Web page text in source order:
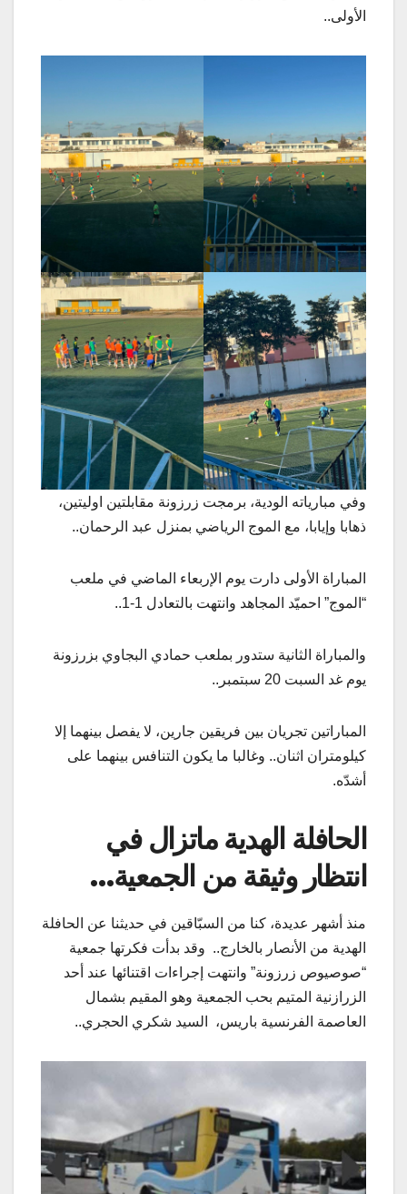
الأولى..
وفي مبارياته الودية، برمجت زرزونة مقابلتين اوليتين،
ذهابا وإيابا، مع الموج الرياضي بمنزل عبد الرحمان..
المباراة الأولى دارت يوم الإربعاء الماضي في ملعب
“الموج” احميّد المجاهد وانتهت بالتعادل 1-1..
والمباراة الثانية ستدور بملعب حمادي البجاوي بزرزونة
يوم غد السبت 20 سبتمبر..
المباراتين تجريان بين فريقين جارين، لا يفصل بينهما إلا
كيلومتران اثنان.. وغالبا ما يكون التنافس بينهما على
أشدّه.
الحافلة الهدية ماتزال في
انتظار وثيقة من الجمعية…
منذ أشهر عديدة، كنا من السبّاقين في حديثنا عن الحافلة
الهدية من الأنصار بالخارج.. وقد بدأت فكرتها جمعية
“صوصيوص زرزونة” وانتهت إجراءات اقتنائها عند أحد
الزرازنية المتيم بحب الجمعية وهو المقيم بشمال
العاصمة الفرنسية باريس، السيد شكري الحجري..